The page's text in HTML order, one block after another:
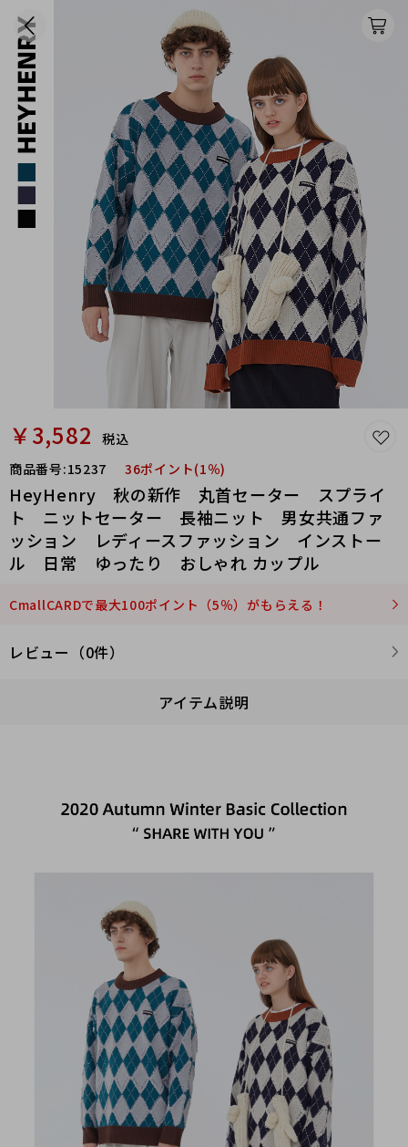
￥3,582
税込
商品番号:15237 36ポイント(1％)
HeyHenry 秋の新作 丸首セーター スプライ
ト ニットセーター 長袖ニット 男女共通ファ
ッション レディースファッション インストー
ル 日常 ゆったり おしゃれ カップル
CmallCARDで最大100ポイント（5％）がもらえる！
レビュー（0件）
アイテム説明